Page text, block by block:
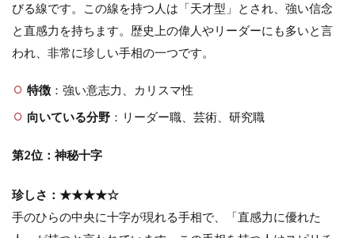
びる線です。この線を持つ人は「天才型」とされ、強い信念
と直感力を持ちます。歴史上の偉人やリーダーにも多いと言
われ、非常に珍しい手相の一つです。
特徴：強い意志力、カリスマ性
向いている分野：リーダー職、芸術、研究職
第2位：神秘十字
珍しさ：★★★★☆
手のひらの中央に十字が現れる手相で、「直感力に優れた